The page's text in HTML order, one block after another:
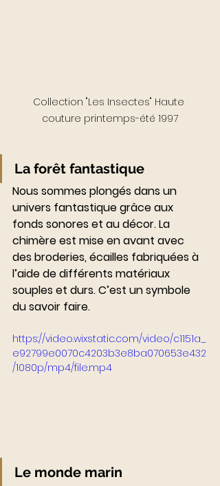
Collection "Les Insectes" Haute
couture printemps-été 1997
La forêt fantastique
Nous sommes plongés dans un
univers fantastique grâce aux
fonds sonores et au décor. La
chimère est mise en avant avec
des broderies, écailles fabriquées à
l’aide de différents matériaux
souples et durs. C’est un symbole
du savoir faire.
https://video.wixstatic.com/video/c1151a_
e92799e0070c4203b3e8ba070653e432
/1080p/mp4/file.mp4
Le monde marin